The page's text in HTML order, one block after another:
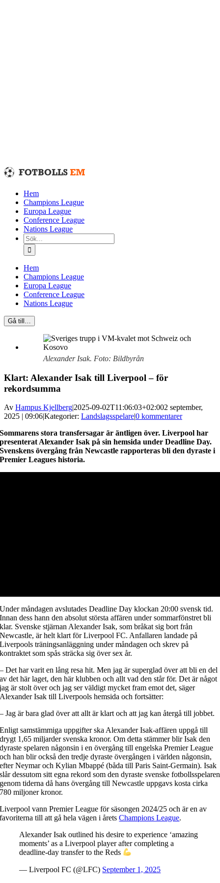
Hem
Champions League
Europa League
Conference League
Nations League
Sök
efter:
Hem
Champions League
Europa League
Conference League
Nations League
Gå till…
Alexander Isak. Foto: Bildbyrån
Klart: Alexander Isak till Liverpool – för
rekordsumma
Av Hampus Kjellberg|2025-09-02T11:06:03+02:002 september,
2025 | 09:06|Kategorier: Landslagsspelare|0 kommentarer
Sommarens stora transfersagar är äntligen över. Liverpool har
presenterat Alexander Isak på sin hemsida under Deadline Day.
Svenskens övergång från Newcastle rapporteras bli den dyraste i
Premier Leagues historia.
Under måndagen avslutades Deadline Day klockan 20:00 svensk tid.
Innan dess hann den absolut största affären under sommarfönstret bli
klar. Svenske stjärnan Alexander Isak, som bråkat sig bort från
Newcastle, är helt klart för Liverpool FC. Anfallaren landade på
Liverpools träningsanläggning under måndagen och skrev på
kontraktet som spås sträcka sig över sex år.
– Det har varit en lång resa hit. Men jag är superglad över att bli en del
av det här laget, den här klubben och allt vad den står för. Det är något
jag är stolt över och jag ser väldigt mycket fram emot det, säger
Alexander Isak till Liverpools hemsida och fortsätter:
– Jag är bara glad över att allt är klart och att jag kan återgå till jobbet.
Enligt samstämmiga uppgifter ska Alexander Isak-affären uppgå till
drygt 1,65 miljarder svenska kronor. Om detta stämmer blir Isak den
dyraste spelaren någonsin i en övergång till engelska Premier League
och han blir också den tredje dyraste övergången i världen någonsin,
efter Neymar och Kylian Mbappé (båda till Paris Saint-Germain). Isak
slår dessutom sitt egna rekord som den dyraste svenske fotbollsspelaren
genom tiderna då hans övergång till Newcastle uppgavs kosta cirka
780 miljoner kronor.
Liverpool vann Premier League för säsongen 2024/25 och är en av
favoriterna till att gå hela vägen i åretsChampions League.
Alexander Isak outlined his desire to experience ‘amazing
moments’ as a Liverpool player after completing a
deadline-day transfer to the Reds
— Liverpool FC (@LFC) September 1, 2025